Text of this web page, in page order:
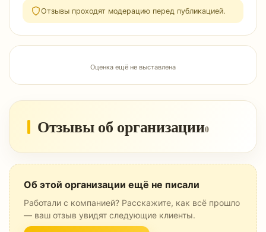
Отзывы проходят модерацию перед публикацией.
Оценка ещё не выставлена
Отзывы об организации0
Об этой организации ещё не писали
Работали с компанией? Расскажите, как всё прошло
— ваш отзыв увидят следующие клиенты.